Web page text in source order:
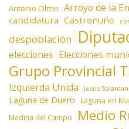
Antonio Olmo Arroyo de la
candidatura Castronuño
despoblación
elecciones Elecciones
Grupo Provincial
Izquierda Unida Jesús
Laguna de Duero Laguna en
Medina del Campo Medio